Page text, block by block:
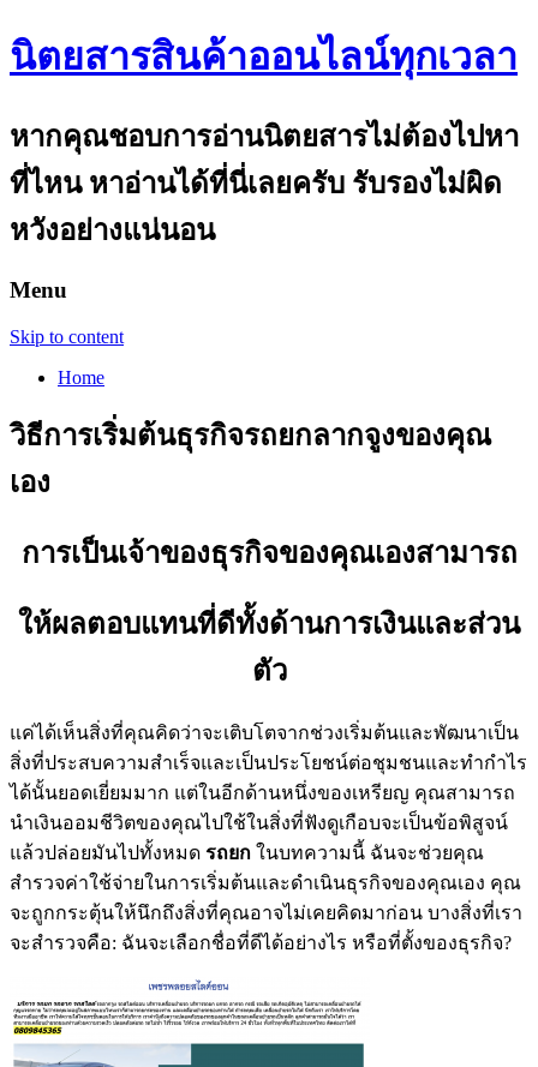
นิตยสารสินค้าออนไลน์ทุกเวลา
หากคุณชอบการอ่านนิตยสารไม่ต้องไปหา
ที่ไหน หาอ่านได้ที่นี่เลยครับ รับรองไม่ผิด
หวังอย่างแน่นอน
Menu
Skip to content
Home
วิธีการเริ่มต้นธุรกิจรถยกลากจูงของคุณ
เอง
การเป็นเจ้าของธุรกิจของคุณเองสามารถ
ให้ผลตอบแทนที่ดีทั้งด้านการเงินและส่วน
ตัว
แค่ได้เห็นสิ่งที่คุณคิดว่าจะเติบโตจากช่วงเริ่มต้นและพัฒนาเป็น
สิ่งที่ประสบความสำเร็จและเป็นประโยชน์ต่อชุมชนและทำกำไร
ได้นั้นยอดเยี่ยมมาก แต่ในอีกด้านหนึ่งของเหรียญ คุณสามารถ
นำเงินออมชีวิตของคุณไปใช้ในสิ่งที่ฟังดูเกือบจะเป็นข้อพิสูจน์
แล้วปล่อยมันไปทั้งหมด รถยก ในบทความนี้ ฉันจะช่วยคุณ
สำรวจค่าใช้จ่ายในการเริ่มต้นและดำเนินธุรกิจของคุณเอง คุณ
จะถูกกระตุ้นให้นึกถึงสิ่งที่คุณอาจไม่เคยคิดมาก่อน บางสิ่งที่เรา
จะสำรวจคือ: ฉันจะเลือกชื่อที่ดีได้อย่างไร หรือที่ตั้งของธุรกิจ?